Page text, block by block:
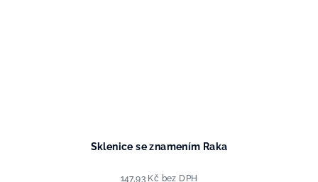
Sklenice se znamením Raka
147,93 Kč bez DPH